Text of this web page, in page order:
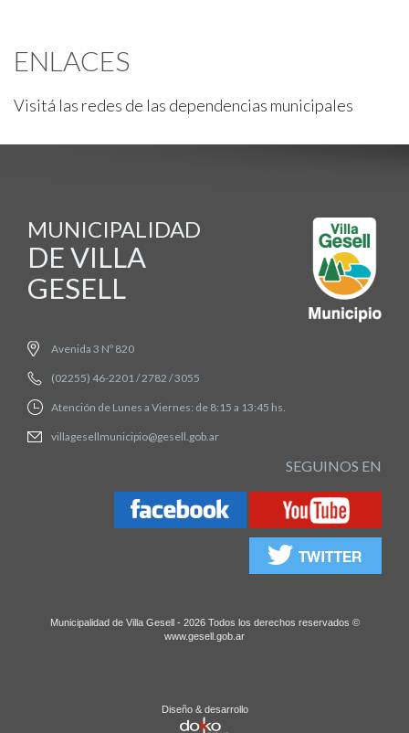
ENLACES
Visitá las redes de las dependencias municipales
MUNICIPALIDAD
DE VILLA
GESELL
Avenida 3 Nº 820
(02255) 46-2201 / 2782 / 3055
Atención de Lunes a Viernes: de 8:15 a 13:45 hs.
villagesellmunicipio@gesell.gob.ar
SEGUINOS EN
Municipalidad de Villa Gesell - 2026 Todos los derechos reservados ©
www.gesell.gob.ar
Diseño & desarrollo